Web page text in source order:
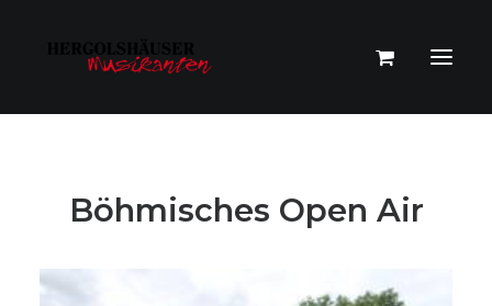
Böhmisches Open Air